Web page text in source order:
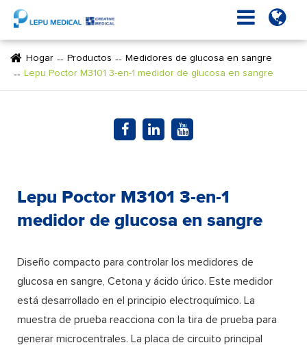
Hogar Productos
Medidores de glucosa en sangre
Lepu Poctor M3101 3-en-1 medidor de glucosa en sangre
Lepu Poctor M3101 3-en-1
medidor de glucosa en sangre
Diseño compacto para controlar los medidores de
glucosa en sangre, Cetona y ácido úrico. Este medidor
está desarrollado en el principio electroquímico. La
muestra de prueba reacciona con la tira de prueba para
generar microcentrales. La placa de circuito principal